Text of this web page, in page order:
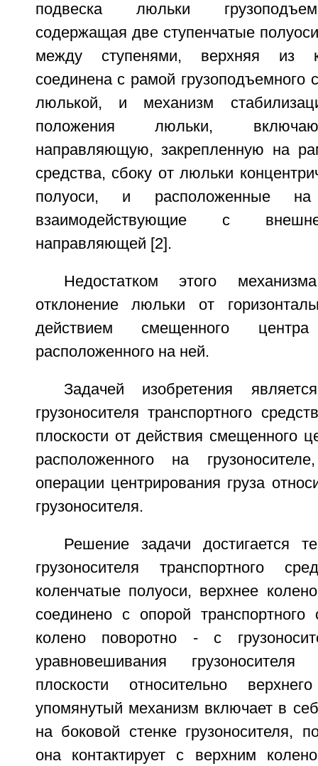
подвеска люльки
содержащая две ступенчатые
между ступенями, верхняя из
соединена с рамой грузоподъемного
люлькой, и механизм
положения люльки,
направляющую, закрепленную на
средства, сбоку от люльки
полуоси, и расположенные
взаимодействующие с
направляющей [2].
Недостатком этого
отклонение люльки от
действием смещенного
расположенного на ней.
Задачей изобретения
грузоносителя транспортного
плоскости от действия смещенного
расположенного на
операции центрирования груза
грузоносителя.
Решение задачи достигается
грузоносителя транспортного
коленчатые полуоси, верхнее
соединено с опорой
колено поворотно - с
уравновешивания
плоскости относительно
упомянутый механизм включает в
на боковой стенке грузоносителя,
она контактирует с верхним